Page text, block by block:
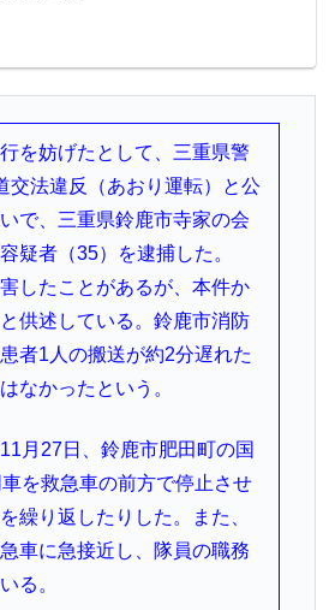
を妨げたとして、三重県警
交法違反（あおり運転）と公
で、三重県鈴鹿市寺家の会
疑者（35）を逮捕した。
害したことがあるが、本件か
供述している。鈴鹿市消防
者1人の搬送が約2分遅れた
なかったという。
月27日、鈴鹿市肥田町の国
を救急車の前方で停止させ
繰り返したりした。また、
車に急接近し、隊員の職務
る。